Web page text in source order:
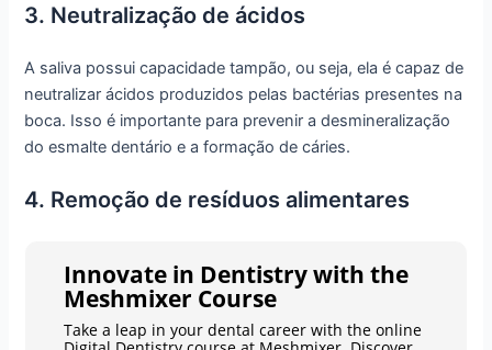
3. Neutralização de ácidos
A saliva possui capacidade tampão, ou seja, ela é capaz de
neutralizar ácidos produzidos pelas bactérias presentes na
boca. Isso é importante para prevenir a desmineralização
do esmalte dentário e a formação de cáries.
4. Remoção de resíduos alimentares
Innovate in Dentistry with the
Meshmixer Course
Take a leap in your dental career with the online